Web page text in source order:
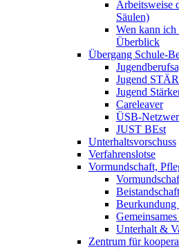
Arbeitsweise
Säulen)
Wen kann ich
Überblick
Übergang Schule-
Jugend
Jugend
Careleaver
ÜSB-
JUST BEst
Unterhaltsvorschuss
Verfahrenslotse
Vormundschaft,
Beurkundung
Unterhalt &
Zentrum für